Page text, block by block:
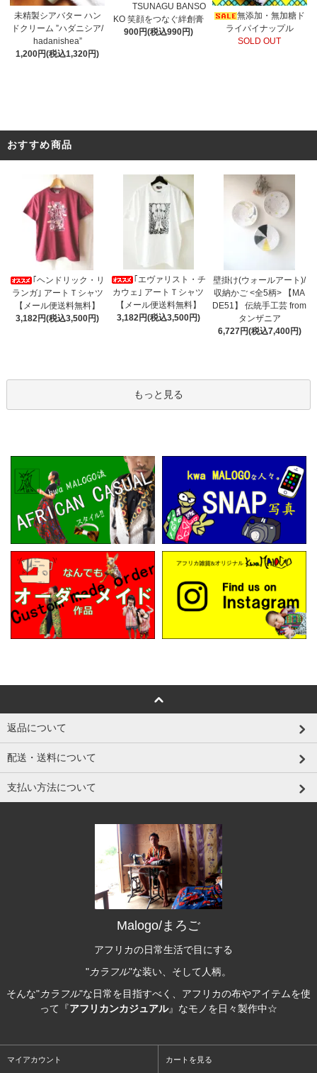
未精製シアバター ハン
ドクリーム ”ハダニシア/
hadanishea”
1,200円(税込1,320円)
TSUNAGU BANSO
KO 笑顔をつなぐ絆創膏
900円(税込990円)
無添加・無加糖ド
ライパイナップル
SOLD OUT
おすすめ商品
｢ヘンドリック・リ
ランガ｣ アートＴシャツ
【メール便送料無料】
3,182円(税込3,500円)
｢エヴァリスト・チ
カウェ｣ アートＴシャツ
【メール便送料無料】
3,182円(税込3,500円)
壁掛け(ウォールアート)/
収納かご <全5柄> 【MA
DE51】 伝統手工芸 from
タンザニア
6,727円(税込7,400円)
もっと見る
返品について
配送・送料について
支払い方法について
Malogo/まろご
アフリカの日常生活で目にする
"カラフル"な装い、そして人柄。
そんな"カラフル"な日常を目指すべく、アフリカの布やアイテムを使
って『アフリカンカジュアル』なモノを日々製作中☆
マイアカウント カートを見る